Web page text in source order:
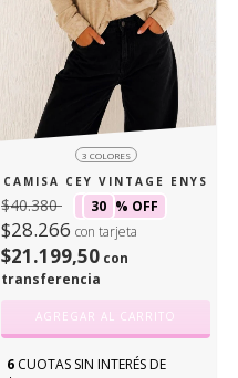
3 COLORES
CAMISA CEY VINTAGE ENYS
$40.380 30 % OFF
$28.266 con tarjeta
$21.199,50 con
transferencia
AGREGAR AL CARRITO
6 CUOTAS SIN INTERÉS DE